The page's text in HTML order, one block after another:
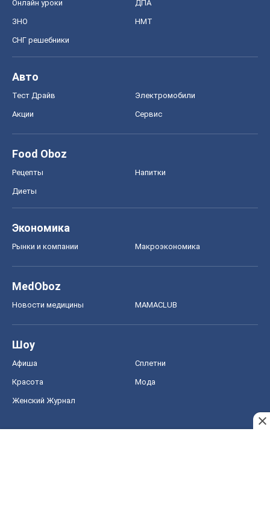
Онлайн уроки ДПА
ЗНО НМТ
СНГ решебники
Авто
Тест Драйв Электромобили
Акции Сервис
Food Oboz
Рецепты Напитки
Диеты
Экономика
Рынки и компании Mакроэкономика
MedOboz
Новости медицины MAMACLUB
Шоу
Афиша Сплетни
Красота Мода
Женский Журнал